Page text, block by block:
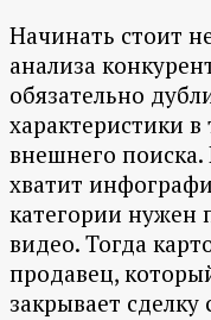
Начинать стоит
анализа
обязательно
характеристики
внешнего
хватит
категории нужен
видео. Тогда
продавец,
закрывает сделку